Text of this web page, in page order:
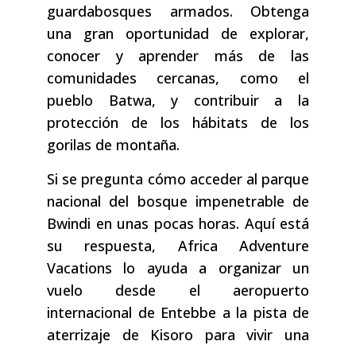
guardabosques armados. Obtenga
una gran oportunidad de explorar,
conocer y aprender más de las
comunidades cercanas, como el
pueblo Batwa, y contribuir a la
protección de los hábitats de los
gorilas de montaña.
Si se pregunta cómo acceder al parque
nacional del bosque impenetrable de
Bwindi en unas pocas horas. Aquí está
su respuesta, Africa Adventure
Vacations lo ayuda a organizar un
vuelo desde el aeropuerto
internacional de Entebbe a la pista de
aterrizaje de Kisoro para vivir una